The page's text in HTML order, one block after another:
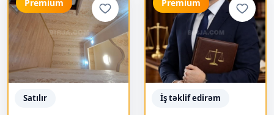
Premium
Satılır
Premium
İş təklif edirəm